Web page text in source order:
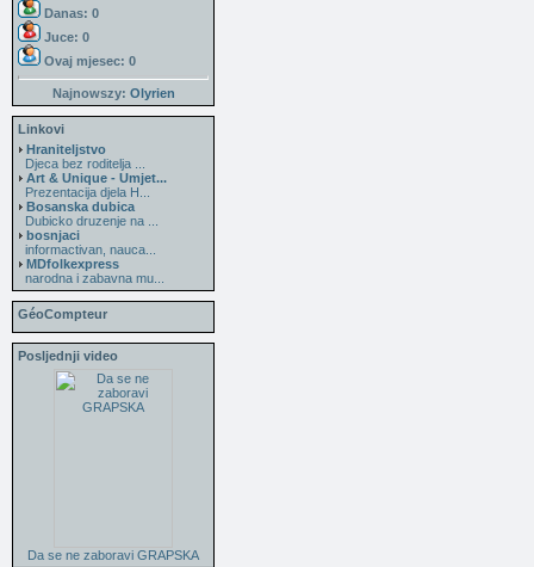
Danas: 0
Juce: 0
Ovaj mjesec: 0
Najnowszy: Olyrien
Linkovi
Hraniteljstvo
Djeca bez roditelja ...
Art & Unique - Umjet...
Prezentacija djela H...
Bosanska dubica
Dubicko druzenje na ...
bosnjaci
informactivan, nauca...
MDfolkexpress
narodna i zabavna mu...
GéoCompteur
Posljednji video
Da se ne zaboravi GRAPSKA